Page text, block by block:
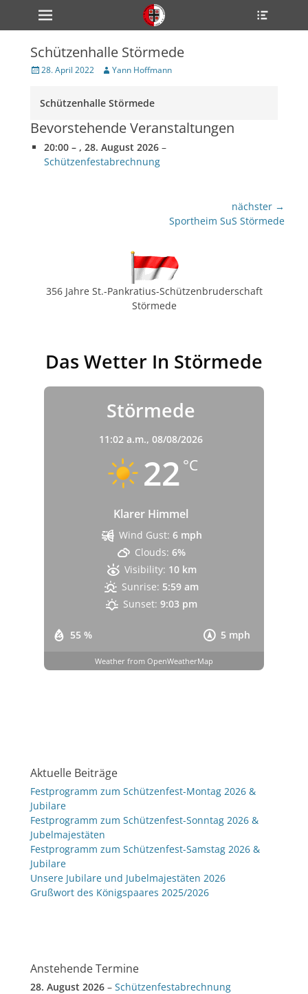
zum
Inhalt
Primärmenü
Schützenhalle Störmede
Veröffentlicht
28. April 2022 Author
Yann Hoffmann
Schützenhalle Störmede
Bevorstehende Veranstaltungen
20:00 – , 28. August 2026 –
Schützenfestabrechnung
nächster →
nächster
Sportheim SuS Störmede
356 Jahre St.-Pankratius-Schützenbruderschaft
Störmede
Das Wetter In Störmede
Störmede
11:02 a.m., 08/08/2026
22 °C
Klarer Himmel
55 % 5 mph
Wind Gust: 6 mph
Clouds: 6%
Visibility: 10 km
Sunrise: 5:59 am
Sunset: 9:03 pm
Weather from OpenWeatherMap
Aktuelle Beiträge
Festprogramm zum Schützenfest-Montag 2026 &
Jubilare
Festprogramm zum Schützenfest-Sonntag 2026 &
Jubelmajestäten
Festprogramm zum Schützenfest-Samstag 2026 &
Jubilare
Unsere Jubilare und Jubelmajestäten 2026
Grußwort des Königspaares 2025/2026
Anstehende Termine
28. August 2026 – Schützenfestabrechnung